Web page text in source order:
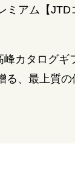
ミアム【JTD
カタログギ
、最上質の